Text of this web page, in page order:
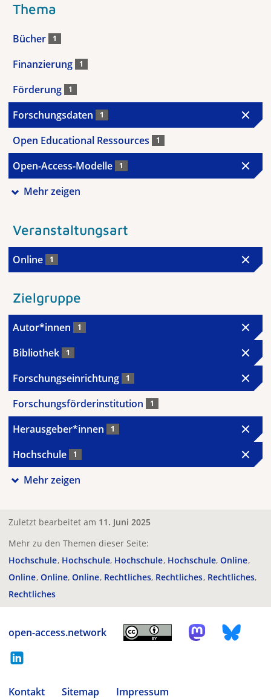
Thema
Bücher 1
Finanzierung 1
Förderung 1
Forschungsdaten 1
Open Educational Ressources 1
Open-Access-Modelle 1
Mehr zeigen
Veranstaltungsart
Online 1
Zielgruppe
Autor*innen 1
Bibliothek 1
Forschungseinrichtung 1
Forschungsförderinstitution 1
Herausgeber*innen 1
Hochschule 1
Mehr zeigen
Zuletzt bearbeitet am 11. Juni 2025
Mehr zu den Themen dieser Seite:
Hochschule Hochschule Hochschule Hochschule Online
Online Online Online Rechtliches Rechtliches Rechtliches
Rechtliches
open-access.network
Kontakt Sitemap
Impressum